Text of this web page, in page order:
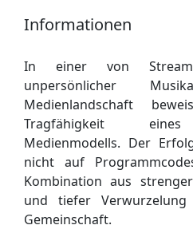
Informationen
In einer von
unpersönlicher
Medienlandschaft
Tragfähigkeit eines
Medienmodells. Der
nicht auf
Kombination aus
und tiefer
Gemeinschaft.